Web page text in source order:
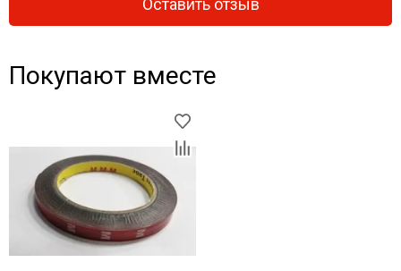
Покупают вместе